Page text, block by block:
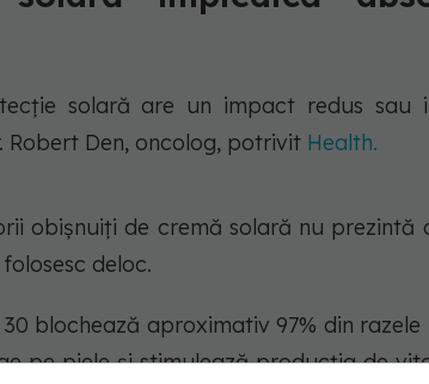
solară are un impact redus sau
Robert Den, oncolog, potrivit Health.
obișnuiți de cremă solară nu prezintă
deloc.
blochează aproximativ 97% din razele
pe piele și stimulează producția de